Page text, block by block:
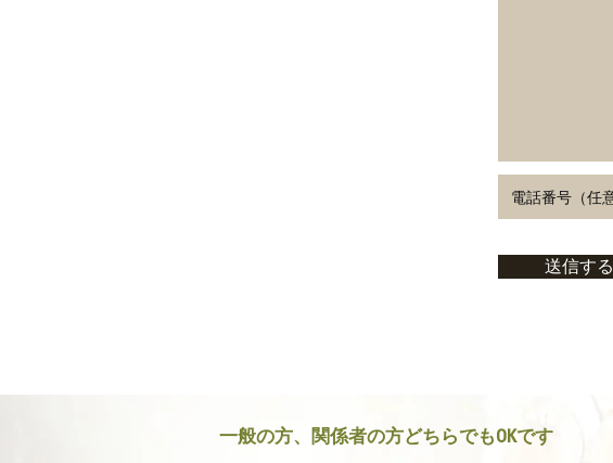
送信する
一般の方、関係者の方どちらでもOKです